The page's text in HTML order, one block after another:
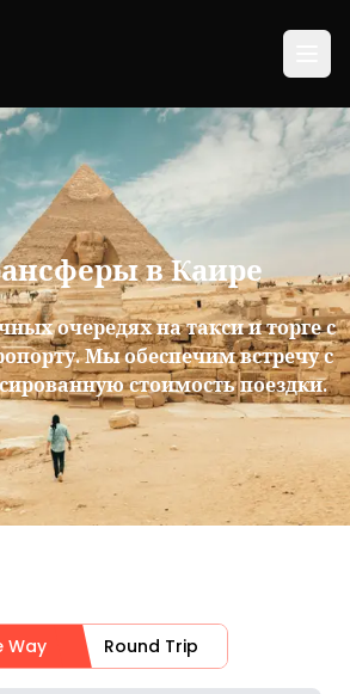
в Каире
очередях на такси и торге с
Мы обеспечим встречу с
стоимость поездки.
Way Round Trip